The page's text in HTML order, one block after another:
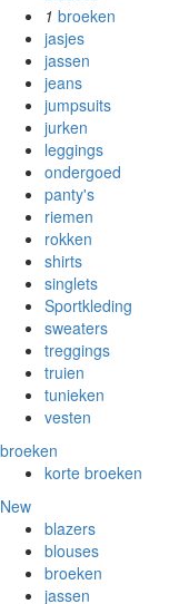
1 broeken
jasjes
jassen
jeans
jumpsuits
jurken
leggings
ondergoed
panty's
riemen
rokken
shirts
singlets
Sportkleding
sweaters
treggings
truien
tunieken
vesten
broeken
korte broeken
New
blazers
blouses
broeken
jassen